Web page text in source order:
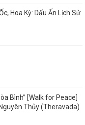
Hoa Kỳ: Dấu Ấn Lịch Sử
Bình” [Walk for Peace]
Thủy (Theravada)